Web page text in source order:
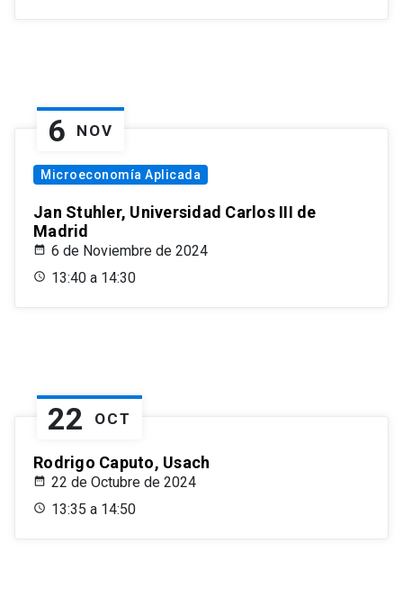
6 NOV
Microeconomía Aplicada
Jan Stuhler, Universidad Carlos III de
Madrid
6 de Noviembre de 2024
13:40 a 14:30
22 OCT
Rodrigo Caputo, Usach
22 de Octubre de 2024
13:35 a 14:50